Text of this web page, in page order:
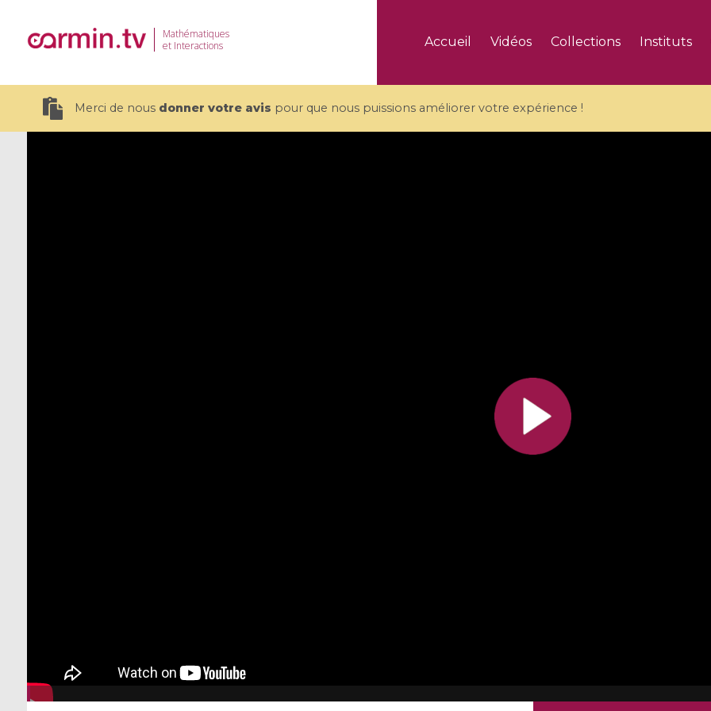
Mathématiques
et Interactions
Accueil Vidéos Collections Instituts
Merci de nous donner votre avis pour que nous puissions améliorer votre expérience !
Toutes les collections
Tous les instituts